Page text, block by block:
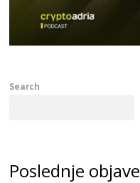
Search
Poslednje objave